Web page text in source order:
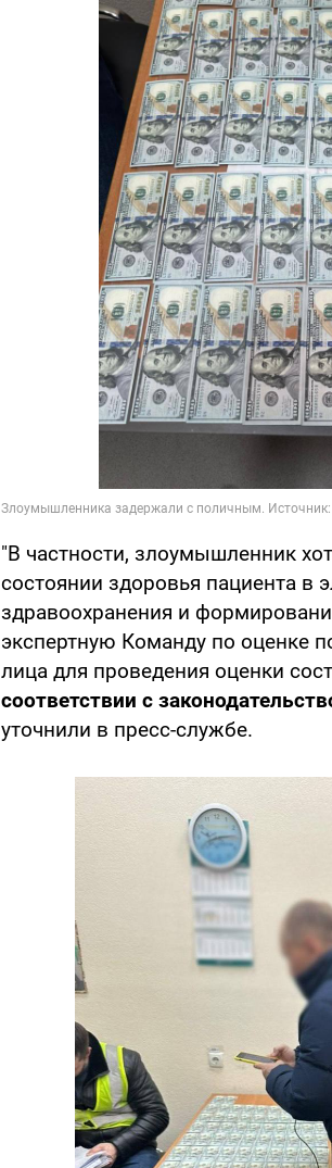
"В частности, злоумышленник
состоянии здоровья пациента в
здравоохранения и
экспертную Команду по оценке
лица для проведения оценки
соответствии с
уточнили в пресс-службе.